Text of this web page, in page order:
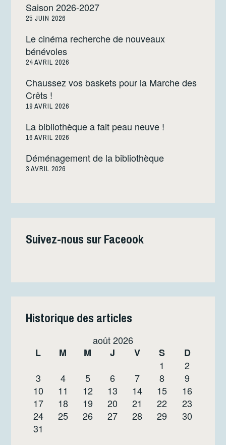
Saison 2026-2027
25 JUIN 2026
Le cinéma recherche de nouveaux
bénévoles
24 AVRIL 2026
Chaussez vos baskets pour la Marche des
Crêts !
19 AVRIL 2026
La bibliothèque a fait peau neuve !
16 AVRIL 2026
Déménagement de la bibliothèque
3 AVRIL 2026
Suivez-nous sur Faceook
Historique des articles
août 2026
L
M M J V S
D
1
2
3
4 5 6 7 8
9
10
11 12 13 14 15
16
17
18 19 20 21 22
23
24
25 26 27 28 29
30
31